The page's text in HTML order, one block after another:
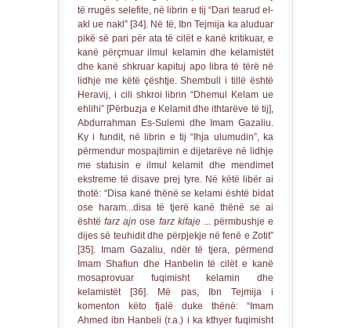
të rrugës selefite, në librin e tij “Dari tearud el-
akl ue nakl” [34]. Në të, Ibn Tejmija ka aluduar
pikë së pari për ata të cilët e kanë kritikuar, e
kanë përçmuar ilmul kelamin dhe kelamistët
dhe kanë shkruar kapituj apo libra të tërë në
lidhje me këtë çështje. Shembull i tillë është
Heravij, i cili shkroi librin “Dhemul Kelam ue
ehlihi” [Përbuzja e Kelamit dhe ithtarëve të tij],
Abdurrahman Es-Sulemi dhe Imam Gazaliu.
Ky i fundit, në librin e tij “Ihja ulumudin”, ka
përmendur mospajtimin e dijetarëve në lidhje
me statusin e ilmul kelamit dhe mendimet
ekstreme të disave prej tyre. Në këtë libër ai
thotë: “Disa kanë thënë se kelami është bidat
ose haram...disa të tjerë kanë thënë se ai
ështëfarz ajn ose farz kifaje ... përmbushje e
dijes së teuhidit dhe përpjekje në fenë e Zotit”
[35]. Imam Gazaliu, ndër të tjera, përmend
Imam Shafiun dhe Hanbelin të cilët e kanë
mosaprovuar fuqimisht kelamin dhe
kelamistët [36]. Më pas, Ibn Tejmija i
komenton këto fjalë duke thënë: “Imam
Ahmed ibn Hanbeli (r.a.) i ka kthyer fuqimisht